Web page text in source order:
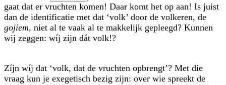
gaat dat er vruchten komen! Daar komt het op aan! Is juist
dan de identificatie met dat ‘volk’ door de volkeren, de
gojiem, niet al te vaak al te makkelijk gepleegd? Kunnen
wij zeggen: wíj zijn dát volk!?
Zíjn wíj dat ‘volk, dat de vruchten opbrengt’? Met die
vraag kun je exegetisch bezig zijn: over wie spreekt de